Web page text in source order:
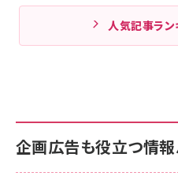
人気記事ラン
企画広告も役立つ情報